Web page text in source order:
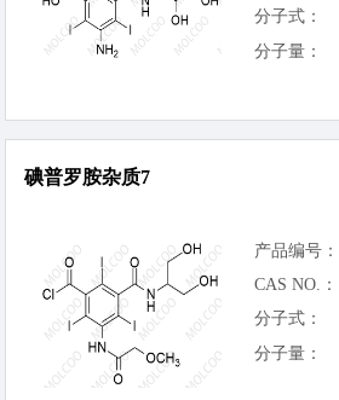
分子式：
分子量：
碘普罗胺杂质7
产品编号：
CAS NO.：
分子式：
分子量：